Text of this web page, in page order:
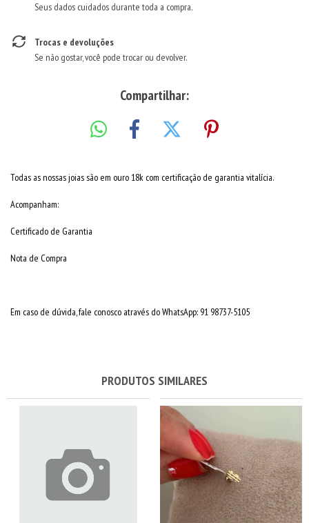
Seus dados cuidados durante toda a compra.
Trocas e devoluções
Se não gostar, você pode trocar ou devolver.
Compartilhar:
Todas as nossas joias são em ouro 18k com certificação de garantia vitalícia.
Acompanham:
Certificado de Garantia
Nota de Compra
Em caso de dúvida, fale conosco através do WhatsApp: 91 98737-5105
PRODUTOS SIMILARES